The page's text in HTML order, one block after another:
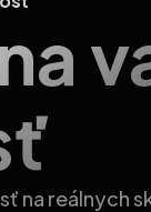
na reálnych